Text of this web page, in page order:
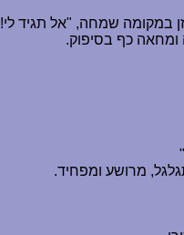
במקומה שמחה, "אל תגיד
ומחאה כף בסיפוק.
מרושע ומפחיד.